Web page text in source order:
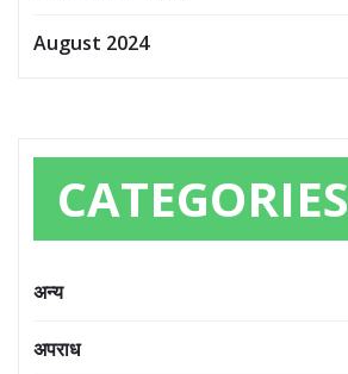
August 2024
CATEGORIES
अन्य
अपराध